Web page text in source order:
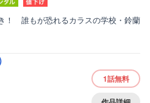
！ 誰もが恐れるカラスの学校・鈴蘭
1話無料